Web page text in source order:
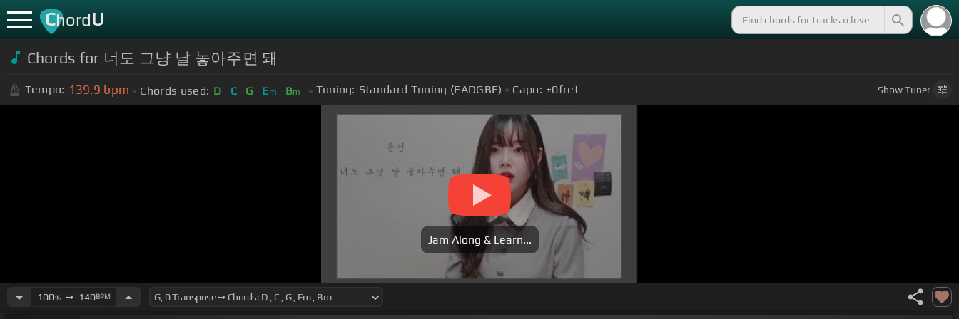
ChordU
Chords for 너도 그냥 날 놓아주면 돼
Tempo: 139.9 bpm Chords used: D C G Em Bm Tuning: Standard Tuning (EADGBE) Capo: +0fret ShowTuner
Jam Along & Learn...
100%➙ 140BPM